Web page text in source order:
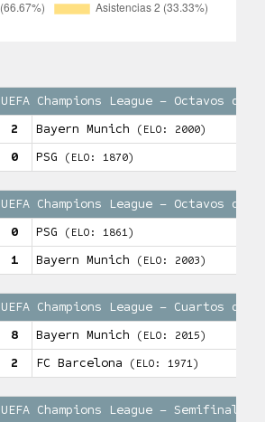
UEFA Champions League – Octavos
2 Bayern Munich (ELO: 2000)
0 PSG (ELO: 1870)
UEFA Champions League – Octavos de
0 PSG (ELO: 1861)
1 Bayern Munich (ELO: 2003)
UEFA Champions League – Cuartos de
8 Bayern Munich (ELO: 2015)
2 FC Barcelona (ELO: 1971)
UEFA Champions League –